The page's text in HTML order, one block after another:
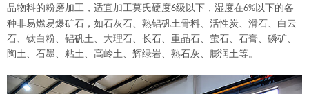
品物料的粉磨加工，适宜加工莫氏硬度6级以下，湿度在6%以下的各
种非易燃易爆矿石，如石灰石、熟铝矾土骨料、活性炭、滑石、白云
石、钛白粉、铝矾土、大理石、长石、重晶石、萤石、石膏、磷矿、
陶土、石墨、粘土、高岭土、辉绿岩、熟石灰、膨润土等。